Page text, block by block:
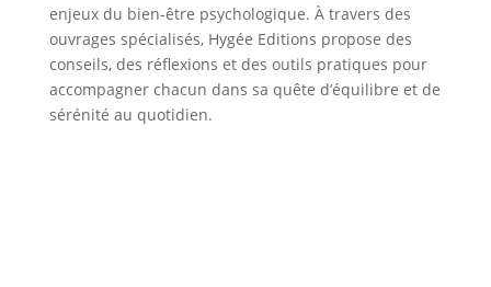
enjeux du bien-être psychologique. À travers des
ouvrages spécialisés, Hygée Editions propose des
conseils, des réflexions et des outils pratiques pour
accompagner chacun dans sa quête d’équilibre et de
sérénité au quotidien.